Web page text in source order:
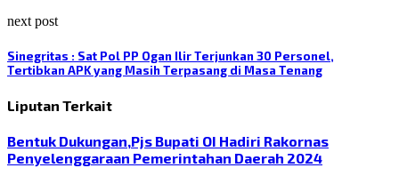
next post
Sinegritas : Sat Pol PP Ogan Ilir Terjunkan 30 Personel,
Tertibkan APK yang Masih Terpasang di Masa Tenang
Liputan Terkait
Bentuk Dukungan,Pjs Bupati OI Hadiri Rakornas
Penyelenggaraan Pemerintahan Daerah 2024